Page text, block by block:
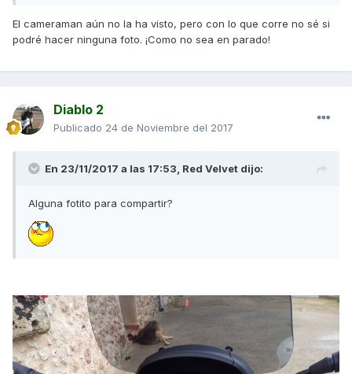
El cameraman aún no la ha visto, pero con lo que corre no sé si
podré hacer ninguna foto. ¡Como no sea en parado!
Diablo 2
Publicado 24 de Noviembre del 2017
En 23/11/2017 a las 17:53, Red Velvet dijo:
Alguna fotito para compartir?